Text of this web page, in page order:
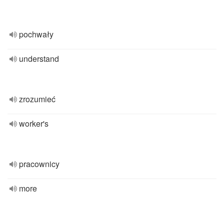
pochwały
understand
zrozumieć
worker's
pracownicy
more